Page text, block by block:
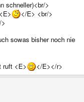
schneller)<br/>
</E> <br/>
sowas bisher noch nie
ruft <E>
</E></r>